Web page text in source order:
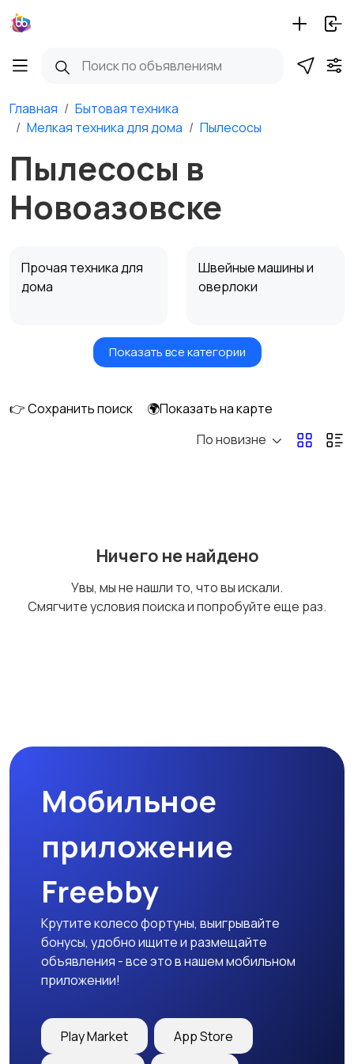
Главная
Бытовая техника
Мелкая техника для дома
Пылесосы
Пылесосы в
Новоазовске
Прочая техника для
дома
Швейные машины и
оверлоки
Пылесосы
Показать все категории
👉 Сохранить поиск
🌍Показать на карте
По новизне
Ничего не найдено
Увы, мы не нашли то, что вы искали.
Смягчите условия поиска и попробуйте еще раз.
Мобильное
приложение
Freebby
Крутите колесо фортуны, выигрывайте
бонусы, удобно ищите и размещайте
объявления - все это в нашем мобильном
приложении!
Play Market App Store